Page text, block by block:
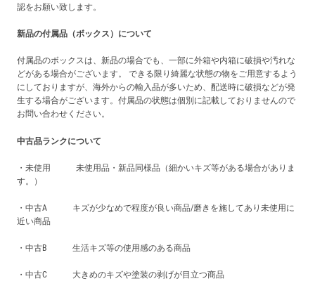
認をお願い致します。
新品の付属品（ボックス）について
付属品のボックスは、新品の場合でも、一部に外箱や内箱に破損や汚れな
どがある場合がございます。 できる限り綺麗な状態の物をご用意するよう
にしておりますが、海外からの輸入品が多いため、配送時に破損などが発
生する場合がございます。付属品の状態は個別に記載しておりませんので
お問い合わせください。
中古品ランクについて
・未使用 未使用品・新品同様品（細かいキズ等がある場合がありま
す。）
・中古A キズが少なめで程度が良い商品/磨きを施してあり未使用に
近い商品
・中古B 生活キズ等の使用感のある商品
・中古C 大きめのキズや塗装の剥げが目立つ商品